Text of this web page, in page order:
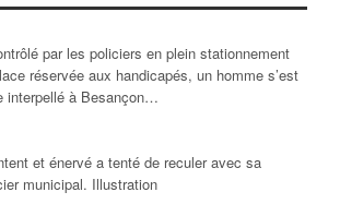
par les policiers en plein stationnement
réservée aux handicapés, un homme s’est
interpellé à Besançon…